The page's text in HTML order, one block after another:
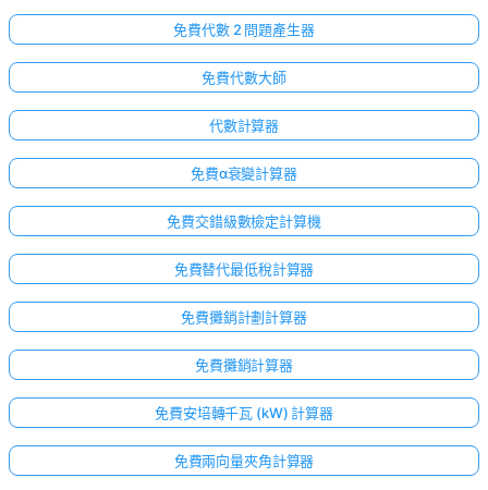
免費代數 2 問題產生器
免費代數大師
代數計算器
免費α衰變計算器
免費交錯級數檢定計算機
免費替代最低稅計算器
免費攤銷計劃計算器
免費攤銷計算器
免費安培轉千瓦 (kW) 計算器
免費兩向量夾角計算器